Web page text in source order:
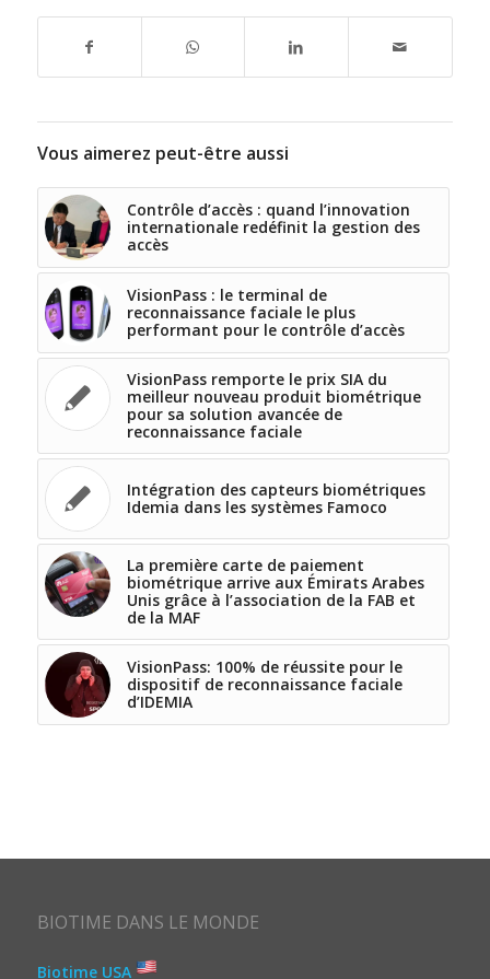
Vous aimerez peut-être aussi
Contrôle d’accès : quand l’innovation
internationale redéfinit la gestion des
accès
VisionPass : le terminal de
reconnaissance faciale le plus
performant pour le contrôle d’accès
VisionPass remporte le prix SIA du
meilleur nouveau produit biométrique
pour sa solution avancée de
reconnaissance faciale
Intégration des capteurs biométriques
Idemia dans les systèmes Famoco
La première carte de paiement
biométrique arrive aux Émirats Arabes
Unis grâce à l’association de la FAB et
de la MAF
VisionPass: 100% de réussite pour le
dispositif de reconnaissance faciale
d’IDEMIA
BIOTIME DANS LE MONDE
Biotime USA